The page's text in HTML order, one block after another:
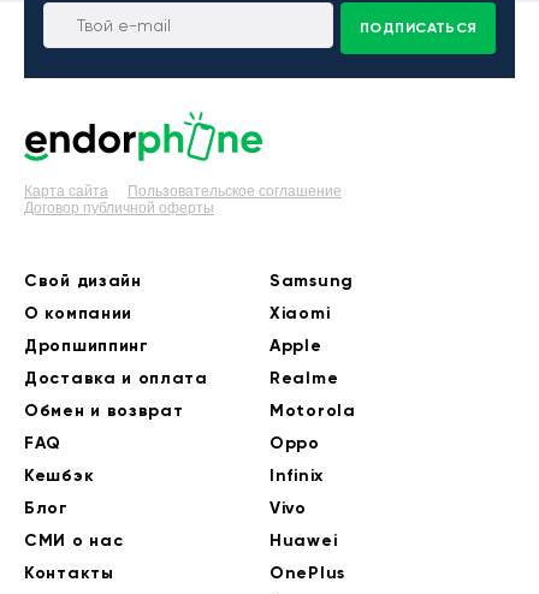
ПОДПИСАТЬСЯ
Карта сайта
Пользовательское соглашение
Договор публичной оферты
Свой дизайн
О компании
Дропшиппинг
Доставка и оплата
Обмен и возврат
FAQ
Кешбэк
Блог
СМИ о нас
Контакты
Samsung
Xiaomi
Apple
Realme
Motorola
Oppo
Infinix
Vivo
Huawei
OnePlus